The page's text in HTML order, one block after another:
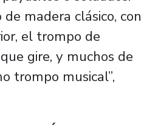
madera clásico, con
el trompo de
gire, y muchos de
trompo musical”,